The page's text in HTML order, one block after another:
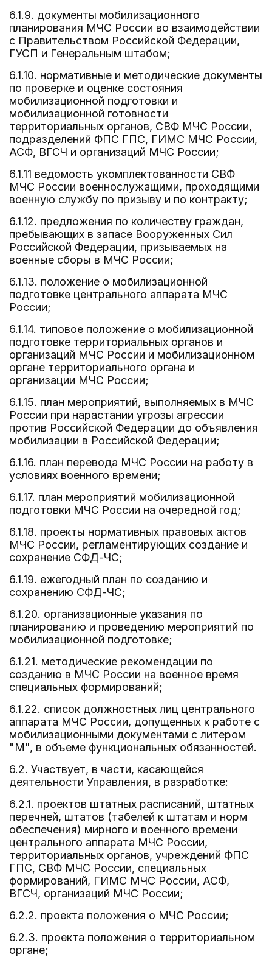
6.1.9. документы мобилизационного
планирования МЧС России во взаимодействии
с Правительством Российской Федерации,
ГУСП и Генеральным штабом;
6.1.10. нормативные и методические документы
по проверке и оценке состояния
мобилизационной подготовки и
мобилизационной готовности
территориальных органов, СВФ МЧС России,
подразделений ФПС ГПС, ГИМС МЧС России,
АСФ, ВГСЧ и организаций МЧС России;
6.1.11 ведомость укомплектованности СВФ
МЧС России военнослужащими, проходящими
военную службу по призыву и по контракту;
6.1.12. предложения по количеству граждан,
пребывающих в запасе Вооруженных Сил
Российской Федерации, призываемых на
военные сборы в МЧС России;
6.1.13. положение о мобилизационной
подготовке центрального аппарата МЧС
России;
6.1.14. типовое положение о мобилизационной
подготовке территориальных органов и
организаций МЧС России и мобилизационном
органе территориального органа и
организации МЧС России;
6.1.15. план мероприятий, выполняемых в МЧС
России при нарастании угрозы агрессии
против Российской Федерации до объявления
мобилизации в Российской Федерации;
6.1.16. план перевода МЧС России на работу в
условиях военного времени;
6.1.17. план мероприятий мобилизационной
подготовки МЧС России на очередной год;
6.1.18. проекты нормативных правовых актов
МЧС России, регламентирующих создание и
сохранение СФД-ЧС;
6.1.19. ежегодный план по созданию и
сохранению СФД-ЧС;
6.1.20. организационные указания по
планированию и проведению мероприятий по
мобилизационной подготовке;
6.1.21. методические рекомендации по
созданию в МЧС России на военное время
специальных формирований;
6.1.22. список должностных лиц центрального
аппарата МЧС России, допущенных к работе с
мобилизационными документами с литером
"М", в объеме функциональных обязанностей.
6.2. Участвует, в части, касающейся
деятельности Управления, в разработке:
6.2.1. проектов штатных расписаний, штатных
перечней, штатов (табелей к штатам и норм
обеспечения) мирного и военного времени
центрального аппарата МЧС России,
территориальных органов, учреждений ФПС
ГПС, СВФ МЧС России, специальных
формирований, ГИМС МЧС России, АСФ,
ВГСЧ, организаций МЧС России;
6.2.2. проекта положения о МЧС России;
6.2.3. проекта положения о территориальном
органе;